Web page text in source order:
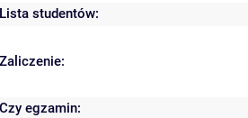
Lista studentów:
Zaliczenie:
Czy egzamin: